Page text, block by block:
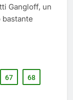
Gangloff, un
67 68